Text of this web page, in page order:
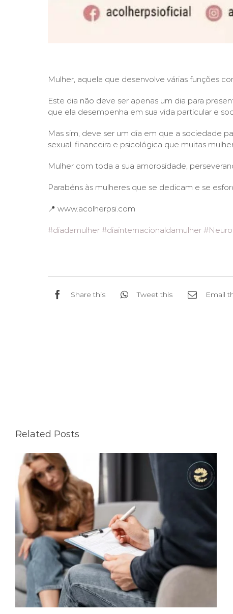
Mulher, aquela que desenvolve várias funções
Este dia não deve ser apenas um dia para
que ela desempenha em sua vida particular e
Mas sim, deve ser um dia em que a sociedade
sexual, financeira e psicológica que muitas
Mulher com toda a sua amorosidade,
Parabéns às mulheres que se dedicam e se
📍 www.acolherpsi.com
#diadamulher #diainternacionaldamulher
Share this Tweet this Email
Related Posts